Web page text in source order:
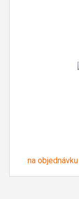
na objednávku